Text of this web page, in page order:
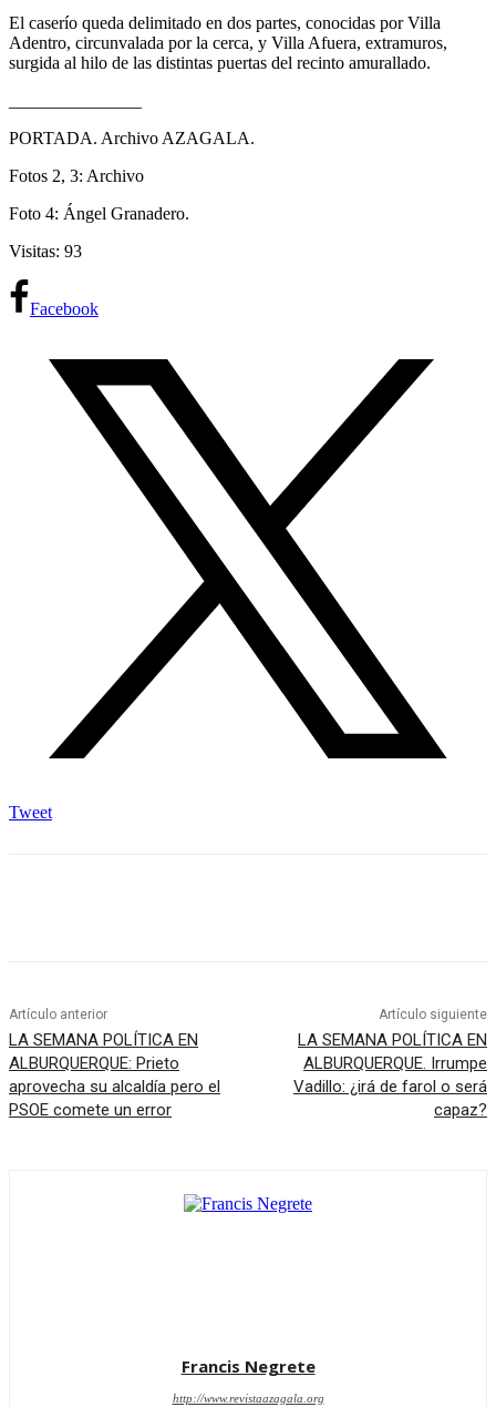
El caserío queda delimitado en dos partes, conocidas por Villa
Adentro, circunvalada por la cerca, y Villa Afuera, extramuros,
surgida al hilo de las distintas puertas del recinto amurallado.
PORTADA. Archivo AZAGALA.
Fotos 2, 3: Archivo
Foto 4: Ángel Granadero.
Visitas: 93
Facebook
Tweet
Artículo anterior
LA SEMANA POLÍTICA EN
ALBURQUERQUE: Prieto
aprovecha su alcaldía pero el
PSOE comete un error
Artículo siguiente
LA SEMANA POLÍTICA EN
ALBURQUERQUE. Irrumpe
Vadillo: ¿irá de farol o será
capaz?
Francis Negrete
http://www.revistaazagala.org